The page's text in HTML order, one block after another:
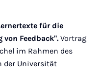
für die
Feedback". Vortrag
im Rahmen des
der Universität